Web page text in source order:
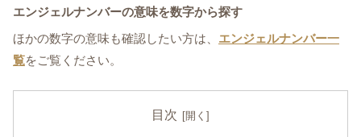
エンジェルナンバーの意味を数字から探す
ほかの数字の意味も確認したい方は、 エンジェルナンバー一
覧をご覧ください。
目次